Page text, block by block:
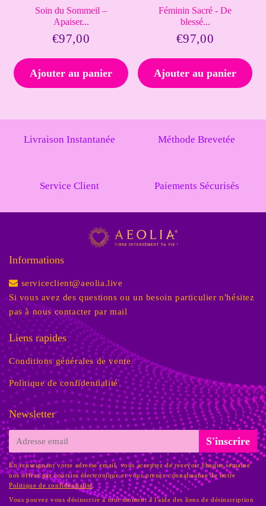
Soin du Sommeil –
Apaiser...
Prix
€97,00
Ajouter au panier
Féminin Sacré - De
blessé...
Prix
€97,00
Ajouter au panier
Livraison Instantanée Méthode Brevetée
Service Client Paiements Sécurisés
Informations
serviceclient@aeolia.live
Si vous avez des questions ou un besoin particulier n'hésitez
pas à nous contacter par mail
Liens rapides
Conditions générales de vente
Politique de confidentialité
Newsletter
E-
mail
S'inscrire
En renseignant votre adresse email, vous acceptez de recevoir chaque semaine
nos offres par courrier électronique et vous prenez connaissance de notre
Politique de confidentialité.
Vous pouvez vous désinscrire à tout moment à l'aide des liens de désinscription